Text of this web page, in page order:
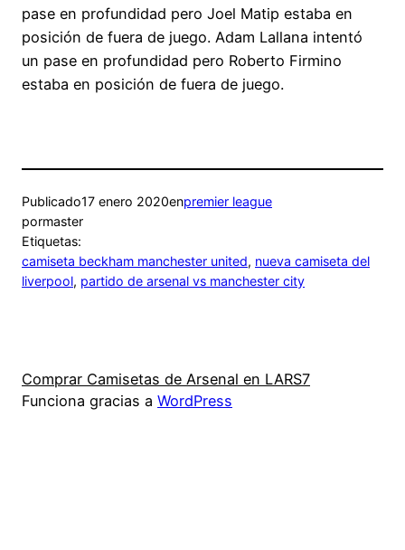
pase en profundidad pero Joel Matip estaba en
posición de fuera de juego. Adam Lallana intentó
un pase en profundidad pero Roberto Firmino
estaba en posición de fuera de juego.
Publicado17 enero 2020enpremier league
pormaster
Etiquetas:
camiseta beckham manchester united, nueva camiseta del
liverpool, partido de arsenal vs manchester city
Comprar Camisetas de Arsenal en LARS7
Funciona gracias a WordPress